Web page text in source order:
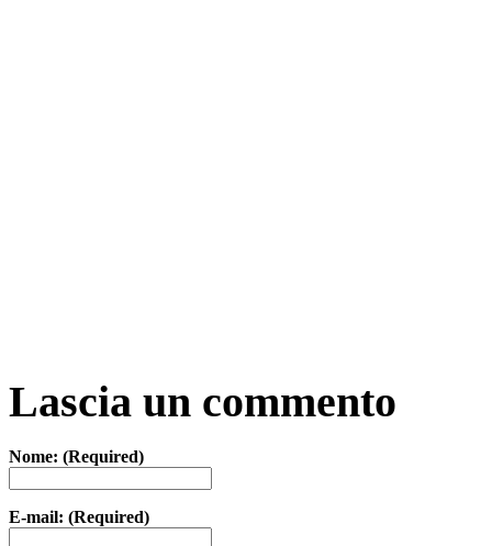
Lascia un commento
Nome: (Required)
E-mail: (Required)